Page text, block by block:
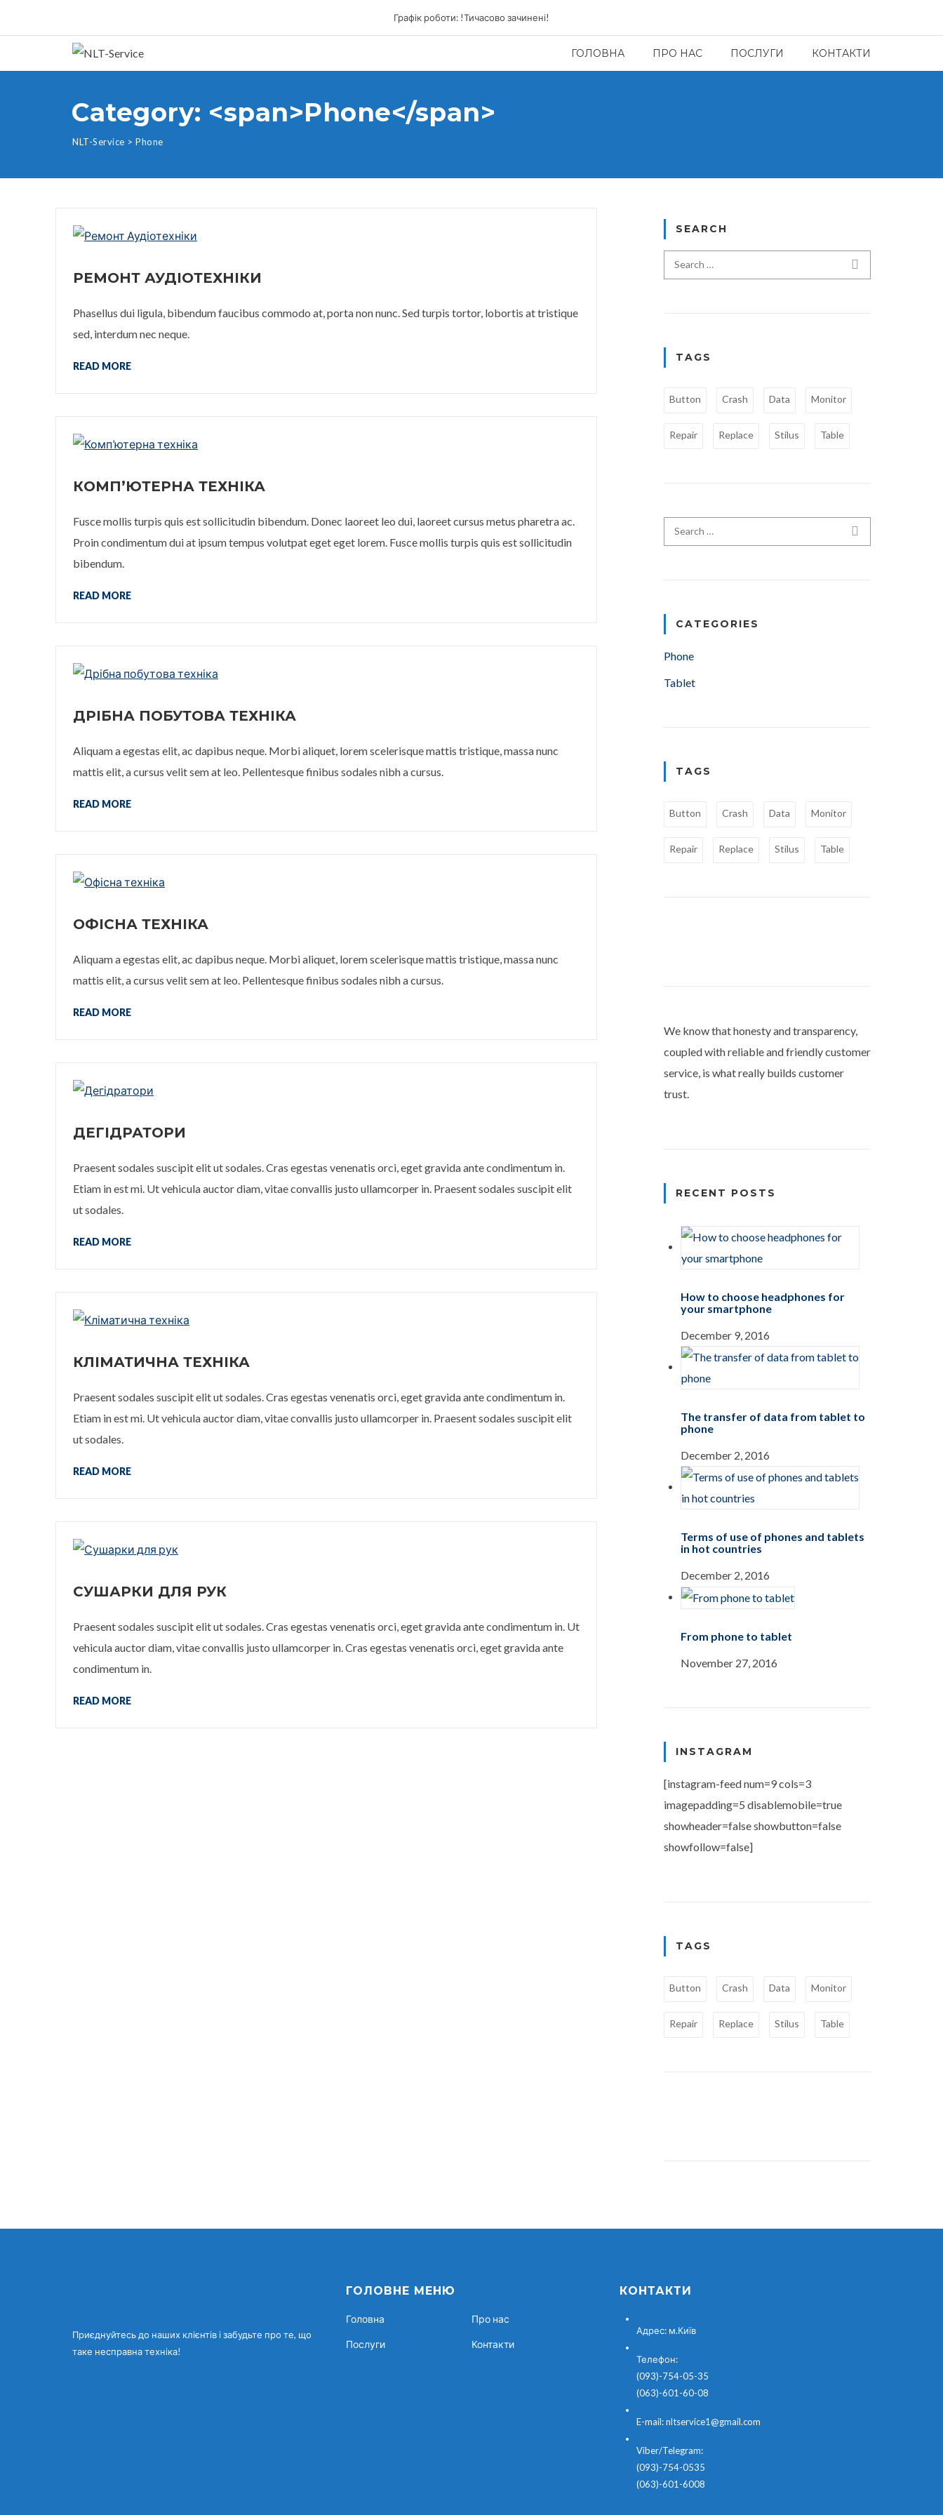
Графік роботи: !Тичасово зачинені!
ГОЛОВНА ПРО НАС ПОСЛУГИ КОНТАКТИ
Category: <span>Phone</span>
NLT-Service > Phone
РЕМОНТ АУДІОТЕХНІКИ
Phasellus dui ligula, bibendum faucibus commodo at, porta non nunc. Sed turpis tortor, lobortis at tristique
sed, interdum nec neque.
READ MORE
КОМП’ЮТЕРНА ТЕХНІКА
Fusce mollis turpis quis est sollicitudin bibendum. Donec laoreet leo dui, laoreet cursus metus pharetra ac.
Proin condimentum dui at ipsum tempus volutpat eget eget lorem. Fusce mollis turpis quis est sollicitudin
bibendum.
READ MORE
ДРІБНА ПОБУТОВА ТЕХНІКА
Aliquam a egestas elit, ac dapibus neque. Morbi aliquet, lorem scelerisque mattis tristique, massa nunc
mattis elit, a cursus velit sem at leo. Pellentesque finibus sodales nibh a cursus.
READ MORE
ОФІСНА ТЕХНІКА
Aliquam a egestas elit, ac dapibus neque. Morbi aliquet, lorem scelerisque mattis tristique, massa nunc
mattis elit, a cursus velit sem at leo. Pellentesque finibus sodales nibh a cursus.
READ MORE
ДЕГІДРАТОРИ
Praesent sodales suscipit elit ut sodales. Cras egestas venenatis orci, eget gravida ante condimentum in.
Etiam in est mi. Ut vehicula auctor diam, vitae convallis justo ullamcorper in. Praesent sodales suscipit elit
ut sodales.
READ MORE
КЛІМАТИЧНА ТЕХНІКА
Praesent sodales suscipit elit ut sodales. Cras egestas venenatis orci, eget gravida ante condimentum in.
Etiam in est mi. Ut vehicula auctor diam, vitae convallis justo ullamcorper in. Praesent sodales suscipit elit
ut sodales.
READ MORE
СУШАРКИ ДЛЯ РУК
Praesent sodales suscipit elit ut sodales. Cras egestas venenatis orci, eget gravida ante condimentum in. Ut
vehicula auctor diam, vitae convallis justo ullamcorper in. Cras egestas venenatis orci, eget gravida ante
condimentum in.
READ MORE
SEARCH
Search for:
TAGS
Button Crash Data Monitor
Repair Replace Stilus Table
Search for:
CATEGORIES
Phone
Tablet
TAGS
Button Crash Data Monitor
Repair Replace Stilus Table
We know that honesty and transparency,
coupled with reliable and friendly customer
service, is what really builds customer
trust.
RECENT POSTS
How to choose headphones for
your smartphone
December 9, 2016
The transfer of data from tablet to
phone
December 2, 2016
Terms of use of phones and tablets
in hot countries
December 2, 2016
From phone to tablet
November 27, 2016
INSTAGRAM
[instagram-feed num=9 cols=3
imagepadding=5 disablemobile=true
showheader=false showbutton=false
showfollow=false]
TAGS
Button Crash Data Monitor
Repair Replace Stilus Table
Приєднуйтесь до наших клієнтів і забудьте про те, що
таке несправна техніка!
ГОЛОВНЕ МЕНЮ
Головна Про нас
Послуги Контакти
КОНТАКТИ
Адрес: м.Київ
Телефон:
(093)-754-05-35
(063)-601-60-08
E-mail:nltservice1@gmail.com
Viber/Telegram:
(093)-754-0535
(063)-601-6008